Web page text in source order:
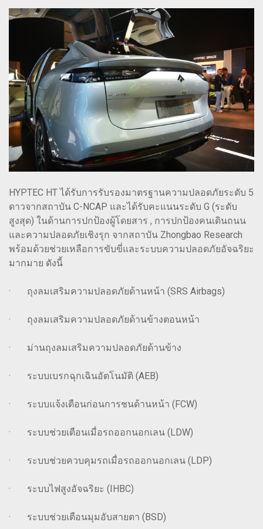
HYPTEC HT ได้รับการรับรองมาตรฐานความปลอดภัยระดับ 5
ดาวจากสถาบัน C-NCAP และได้รับคะแนนระดับ G (ระดับ
สูงสุด) ในด้านการปกป้องผู้โดยสาร , การปกป้องคนเดินถนน
และความปลอดภัยเชิงรุก จากสถาบัน Zhongbao Research
พร้อมด้วยช่วยเหลือการขับขี่และระบบความปลอดภัยอัจฉริยะ
มากมาย ดังนี้
· ถุงลมเสริมความปลอดภัยด้านหน้า (SRS Airbags)
· ถุงลมเสริมความปลอดภัยด้านข้างตอนหน้า
· ม่านถุงลมเสริมความปลอดภัยด้านข้าง
· ระบบเบรกฉุกเฉินอัตโนมัติ (AEB)
· ระบบแจ้งเตือนก่อนการชนด้านหน้า (FCW)
· ระบบช่วยเตือนเมื่อรถออกนอกเลน (LDW)
· ระบบช่วยควบคุมรถเมื่อรถออกนอกเลน (LDP)
· ระบบไฟสูงอัจฉริยะ (IHBC)
· ระบบช่วยเตือนมุมอับสายตา (BSD)